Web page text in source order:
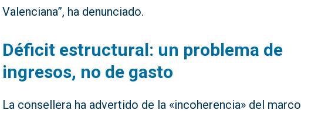
Valenciana”, ha denunciado.
Déficit estructural: un problema de
ingresos, no de gasto
La consellera ha advertido de la «incoherencia» del marco